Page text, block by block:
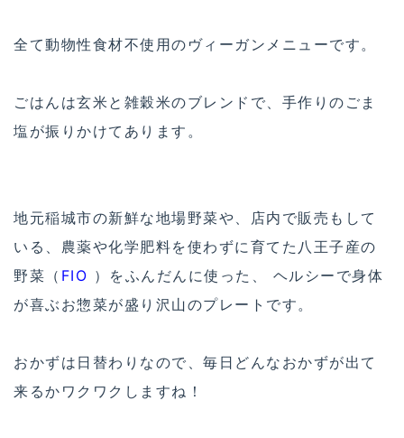
全て動物性食材不使用のヴィーガンメニューです。
ごはんは玄米と雑穀米のブレンドで、手作りのごま
塩が振りかけてあります。
地元稲城市の新鮮な地場野菜や、店内で販売もして
いる、農薬や化学肥料を使わずに育てた八王子産の
野菜（ FIO ）をふんだんに使った、 ヘルシーで身体
が喜ぶお惣菜が盛り沢山のプレートです。
おかずは日替わりなので、毎日どんなおかずが出て
来るかワクワクしますね！